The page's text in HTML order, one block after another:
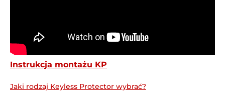
Instrukcja montażu KP
Jaki rodzaj Keyless Protector wybrać?